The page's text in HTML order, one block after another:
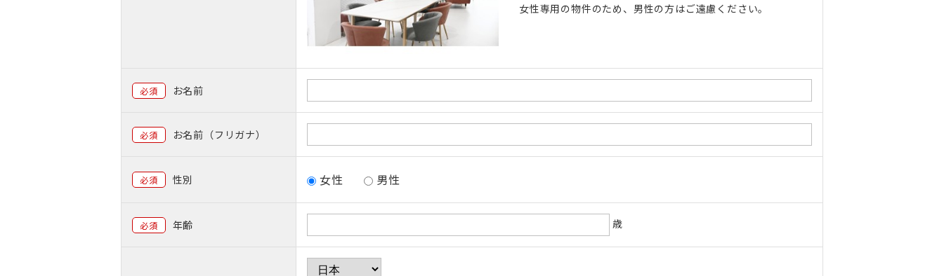
女性専用の物件のため、男性の方はご遠慮ください。
必須 お名前
必須 お名前（フリガナ）
必須 性別 女性 男性
必須 年齢 歳